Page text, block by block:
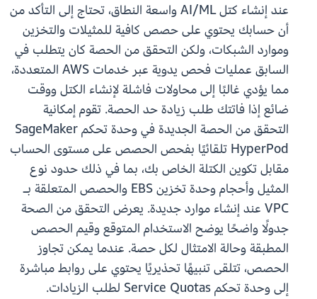
عند إنشاء كتل AI/ML واسعة النطاق، تحتاج إلى التأكد من
أن حسابك يحتوي على حصص كافية للمثيلات والتخزين
وموارد الشبكات، ولكن التحقق من الحصة كان يتطلب في
السابق عمليات فحص يدوية عبر خدمات AWS المتعددة،
مما يؤدي غالبًا إلى محاولات فاشلة لإنشاء الكتل ووقت
ضائع إذا فاتتك طلب زيادة حد الحصة. تقوم إمكانية
التحقق من الحصة الجديدة في وحدة تحكم SageMaker
HyperPod تلقائيًا بفحص الحصص على مستوى الحساب
مقابل تكوين الكتلة الخاص بك، بما في ذلك حدود نوع
المثيل وأحجام وحدة تخزين EBS والحصص المتعلقة بـ
VPC عند إنشاء موارد جديدة. يعرض التحقق من الصحة
جدولًا واضحًا يوضح الاستخدام المتوقع وقيم الحصص
المطبقة وحالة الامتثال لكل حصة. عندما يمكن تجاوز
الحصص، تتلقى تنبيهًا تحذيريًا يحتوي على روابط مباشرة
إلى وحدة تحكم Service Quotas لطلب الزيادات.